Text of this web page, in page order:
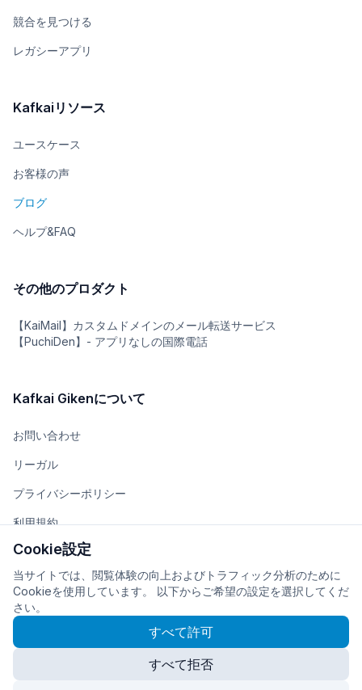
競合を見つける
レガシーアプリ
Kafkaiリソース
ユースケース
お客様の声
ブログ
ヘルプ&FAQ
その他のプロダクト
【KaiMail】カスタムドメインのメール転送サービス
【PuchiDen】- アプリなしの国際電話
Kafkai Gikenについて
お問い合わせ
リーガル
プライバシーポリシー
利用規約
チーム
会社概要
株式会社Kafkai Gikenに開発・運営されています
Cookie設定
当サイトでは、閲覧体験の向上およびトラフィック分析のために
Cookieを使用しています。 以下からご希望の設定を選択してくだ
さい。
すべて許可
すべて拒否